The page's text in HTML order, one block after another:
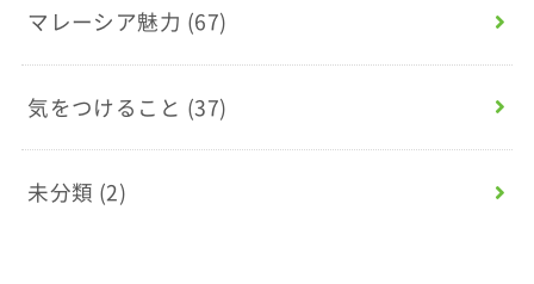
マレーシア魅力 (67)
気をつけること (37)
未分類 (2)